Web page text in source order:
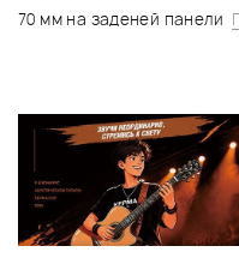
70 мм на заденей панели